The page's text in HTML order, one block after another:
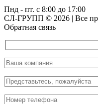
Пнд - пт. с 8:00 до 17:00
СЛ-ГРУПП © 2026 | Все
Обратная связь